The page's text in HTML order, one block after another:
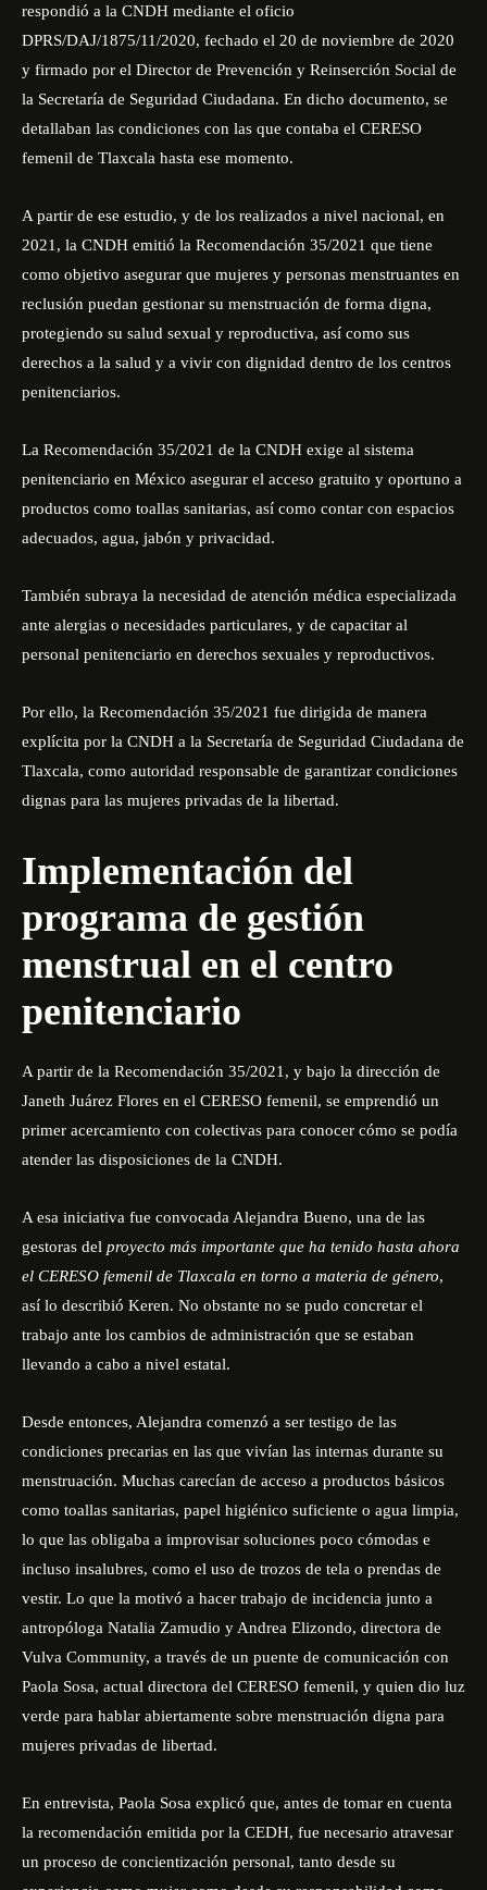
respondió a la CNDH mediante el oficio
DPRS/DAJ/1875/11/2020, fechado el 20 de noviembre de 2020
y firmado por el Director de Prevención y Reinserción Social de
la Secretaría de Seguridad Ciudadana. En dicho documento, se
detallaban las condiciones con las que contaba el CERESO
femenil de Tlaxcala hasta ese momento.
A partir de ese estudio, y de los realizados a nivel nacional, en
2021, la CNDH emitió la Recomendación 35/2021 que tiene
como objetivo asegurar que mujeres y personas menstruantes en
reclusión puedan gestionar su menstruación de forma digna,
protegiendo su salud sexual y reproductiva, así como sus
derechos a la salud y a vivir con dignidad dentro de los centros
penitenciarios.
La Recomendación 35/2021 de la CNDH exige al sistema
penitenciario en México asegurar el acceso gratuito y oportuno a
productos como toallas sanitarias, así como contar con espacios
adecuados, agua, jabón y privacidad.
También subraya la necesidad de atención médica especializada
ante alergias o necesidades particulares, y de capacitar al
personal penitenciario en derechos sexuales y reproductivos.
Por ello, la Recomendación 35/2021 fue dirigida de manera
explícita por la CNDH a la Secretaría de Seguridad Ciudadana de
Tlaxcala, como autoridad responsable de garantizar condiciones
dignas para las mujeres privadas de la libertad.
Implementación del
programa de gestión
menstrual en el centro
penitenciario
A partir de la Recomendación 35/2021, y bajo la dirección de
Janeth Juárez Flores en el CERESO femenil, se emprendió un
primer acercamiento con colectivas para conocer cómo se podía
atender las disposiciones de la CNDH.
A esa iniciativa fue convocada Alejandra Bueno, una de las
gestoras del proyecto más importante que ha tenido hasta ahora
el CERESO femenil de Tlaxcala en torno a materia de género,
así lo describió Keren. No obstante no se pudo concretar el
trabajo ante los cambios de administración que se estaban
llevando a cabo a nivel estatal.
Desde entonces, Alejandra comenzó a ser testigo de las
condiciones precarias en las que vivían las internas durante su
menstruación. Muchas carecían de acceso a productos básicos
como toallas sanitarias, papel higiénico suficiente o agua limpia,
lo que las obligaba a improvisar soluciones poco cómodas e
incluso insalubres, como el uso de trozos de tela o prendas de
vestir. Lo que la motivó a hacer trabajo de incidencia junto a
antropóloga Natalia Zamudio y Andrea Elizondo, directora de
Vulva Community, a través de un puente de comunicación con
Paola Sosa, actual directora del CERESO femenil, y quien dio luz
verde para hablar abiertamente sobre menstruación digna para
mujeres privadas de libertad.
En entrevista, Paola Sosa explicó que, antes de tomar en cuenta
la recomendación emitida por la CEDH, fue necesario atravesar
un proceso de concientización personal, tanto desde su